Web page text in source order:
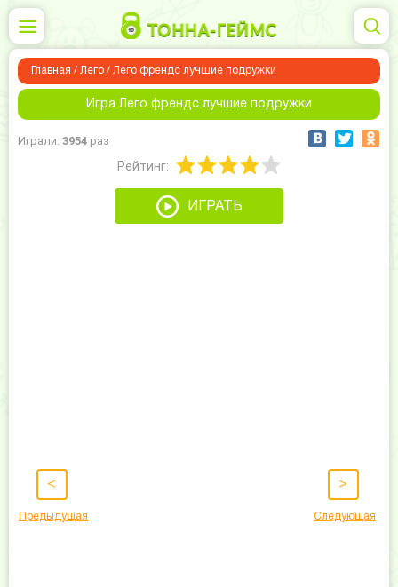
Главная / Лего / Лего френдс лучшие подружки
Игра Лего френдс лучшие подружки
Играли: 3954 раз
Рейтинг:
ИГРАТЬ
<
Предыдущая
>
Следующая